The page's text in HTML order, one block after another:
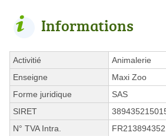
Informations
Activitié
Animalerie
Enseigne
Maxi Zoo
Forme juridique
SAS
SIRET
N° TVA Intra.